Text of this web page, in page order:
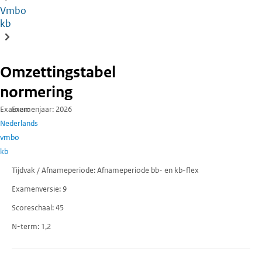
Vmbo
kb
Omzettingstabel
normering
Examen
Nederlands
vmbo
kb
Examenjaar 2026
Tijdvak / Afnameperiode Afnameperiode bb- en kb-flex
Examenversie 9
Scoreschaal 45
N-term 1,2